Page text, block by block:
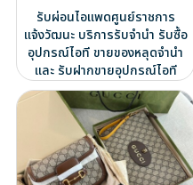
รับผ่อนไอแพดศูนย์ราชการ
แจ้งวัฒนะ บริการรับจำนำ รับซื้อ
อุปกรณ์ไอที ขายของหลุดจำนำ
และ รับฝากขายอุปกรณ์ไอที